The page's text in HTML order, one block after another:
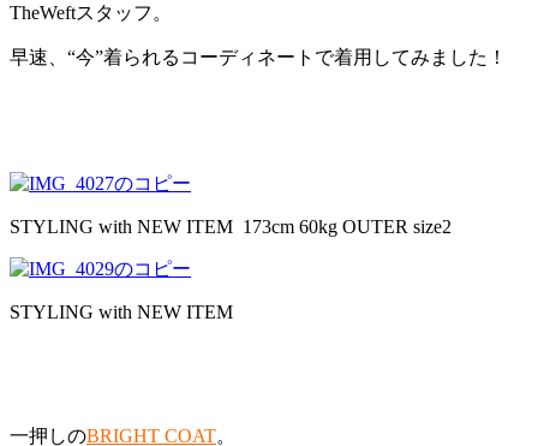
TheWeftスタッフ。
早速、“今”着られるコーディネートで着用してみました！
STYLING with NEW ITEM 173cm 60kg OUTER size2
STYLING with NEW ITEM
一押しのBRIGHT COAT。